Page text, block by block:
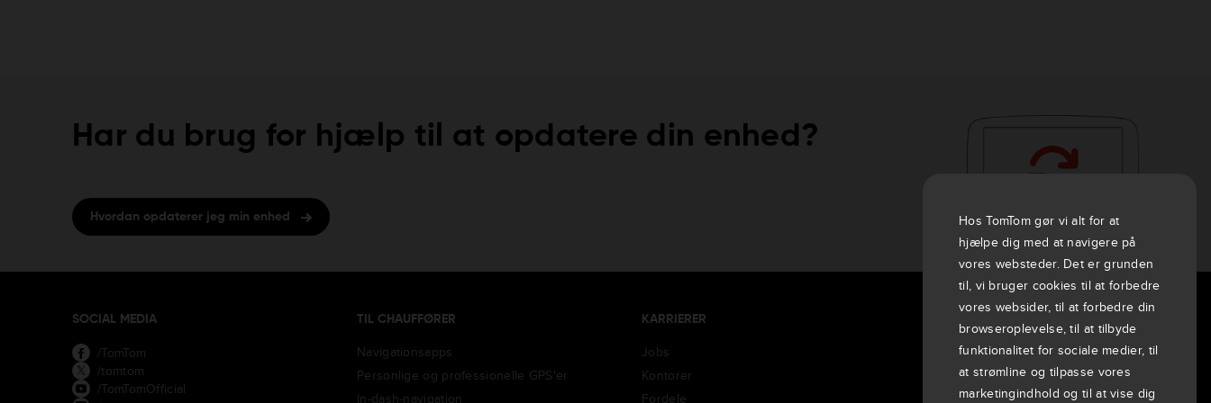
Har du brug for hjælp til at opdatere din enhed?
Hvordan opdaterer jeg min enhed
SOCIAL MEDIA
/TomTom
/tomtom
/TomTomOfficial
TIL CHAUFFØRER
Navigationsapps
Personlige og professionelle GPS'er
In-dash-navigation
KARRIERER
Jobs
Kontorer
Fordele
Virksomheden
Kunder
Nyheder
Hos TomTom gør vi alt for at
hjælpe dig med at navigere på
vores websteder. Det er grunden
til, vi bruger cookies til at forbedre
vores websider, til at forbedre din
browseroplevelse, til at tilbyde
funktionalitet for sociale medier, til
at strømline og tilpasse vores
marketingindhold og til at vise dig